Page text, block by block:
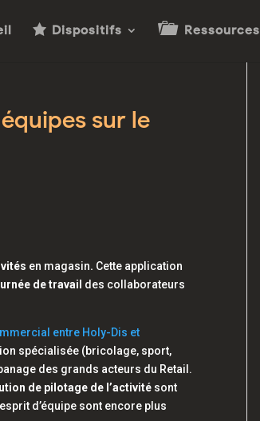
Dispositifs Ressources
sur le
en magasin. Cette application
de travail des collaborateurs
entre Holy-Dis et
spécialisée (bricolage, sport,
des grands acteurs du Retail.
de pilotage de l’activité sont
d’équipe sont encore plus